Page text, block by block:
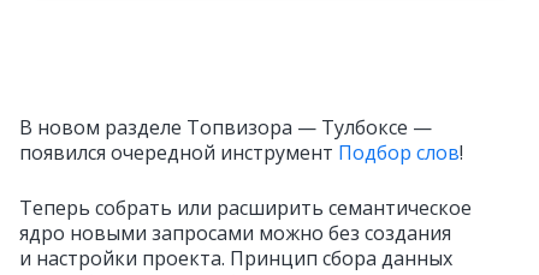
В новом разделе Топвизора — Тулбоксе —
появился очередной инструмент Подбор слов!
Теперь собрать или расширить семантическое
ядро новыми запросами можно без создания
и настройки проекта. Принцип сбора данных